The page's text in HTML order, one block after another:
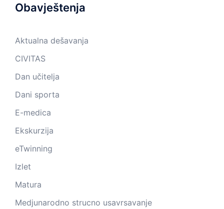
Obavještenja
Aktualna dešavanja
CIVITAS
Dan učitelja
Dani sporta
E-medica
Ekskurzija
eTwinning
Izlet
Matura
Medjunarodno strucno usavrsavanje